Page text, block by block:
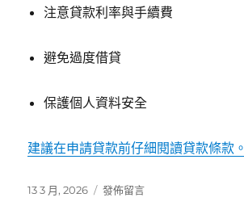
注意貸款利率與手續費
避免過度借貸
保護個人資料安全
建議在申請貸款前仔細閱讀貸款條款。
發
13 3 月, 2026
在
發佈留言